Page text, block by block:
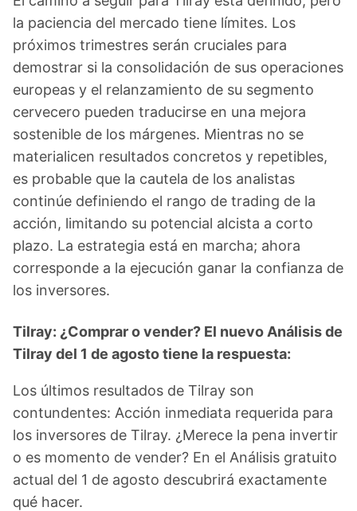
la paciencia del mercado tiene límites. Los
próximos trimestres serán cruciales para
demostrar si la consolidación de sus operaciones
europeas y el relanzamiento de su segmento
cervecero pueden traducirse en una mejora
sostenible de los márgenes. Mientras no se
materialicen resultados concretos y repetibles,
es probable que la cautela de los analistas
continúe definiendo el rango de trading de la
acción, limitando su potencial alcista a corto
plazo. La estrategia está en marcha; ahora
corresponde a la ejecución ganar la confianza de
los inversores.
Tilray: ¿Comprar o vender? El nuevo Análisis de
Tilray del 1 de agosto tiene la respuesta:
Los últimos resultados de Tilray son
contundentes: Acción inmediata requerida para
los inversores de Tilray. ¿Merece la pena invertir
o es momento de vender? En el Análisis gratuito
actual del 1 de agosto descubrirá exactamente
qué hacer.